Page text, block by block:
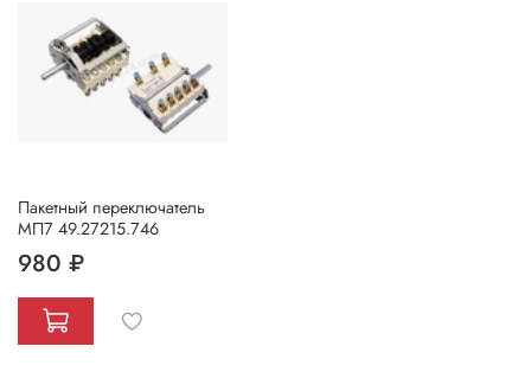
Пакетный переключатель
МП7 49.27215.746
980 ₽